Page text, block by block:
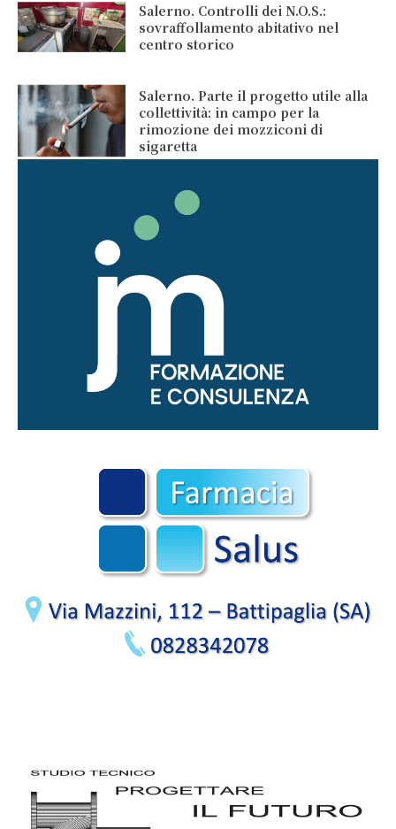
Salerno. Controlli dei N.O.S.:
sovraffollamento abitativo nel
centro storico
Salerno. Parte il progetto utile alla
collettività: in campo per la
rimozione dei mozziconi di
sigaretta